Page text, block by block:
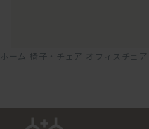
ホーム 椅子・チェア オフィスチェ